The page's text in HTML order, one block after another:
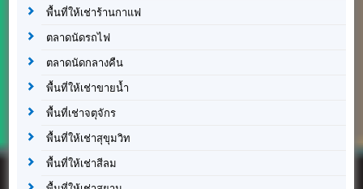
พื้นที่ให้เช่าร้านกาแฟ
ตลาดนัดรถไฟ
ตลาดนัดกลางคืน
พื้นที่ให้เช่าขายน้ำ
พื้นที่เช่าจตุจักร
พื้นที่ให้เช่าสุขุมวิท
พื้นที่ให้เช่าสีลม